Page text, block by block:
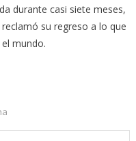
durante casi siete meses,
su regreso a lo que
mundo.